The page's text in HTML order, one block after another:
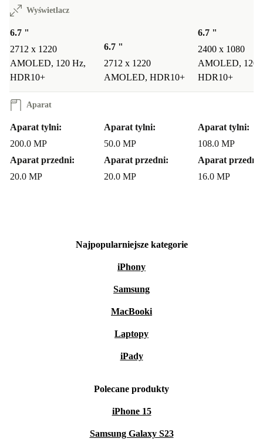
Wyświetlacz
6.7 "
2712 x 1220
AMOLED, 120 Hz,
HDR10+
6.7 "
2712 x 1220
AMOLED, HDR10+
6.7 "
2400 x 1080
AMOLED, 120
HDR10+
Aparat
Aparat tylni:
200.0 MP
Aparat przedni:
20.0 MP
Aparat tylni:
50.0 MP
Aparat przedni:
20.0 MP
Aparat tylni:
108.0 MP
Aparat przedni:
16.0 MP
Najpopularniejsze kategorie
iPhony
Samsung
MacBooki
Laptopy
iPady
Polecane produkty
iPhone 15
Samsung Galaxy S23